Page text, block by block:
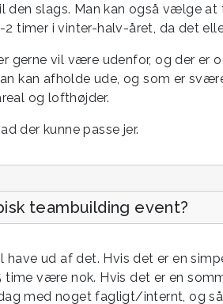
den slags. Man kan også vælge
2 timer i vinter-halv-året, da det
gerne vil være udenfor, og der er
kan afholde ude, og som er
og lofthøjder.
der kunne passe jer.
teambuilding event?
have ud af det. Hvis det er en
time være nok. Hvis det er en
med noget fagligt/internt, og